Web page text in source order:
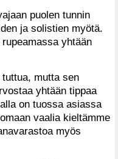
puolen tunnin
ja solistien myötä.
yhtään
mutta sen
yhtään tippaa
on tuossa asiassa
vaalia kieltämme
myös